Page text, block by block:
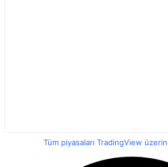
Tüm piyasaları TradingView